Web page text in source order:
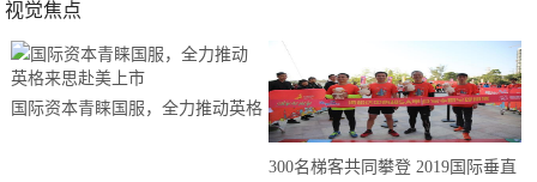
视觉焦点
国际资本青睐国服，全力推动英格
300名梯客共同攀登 2019国际垂直